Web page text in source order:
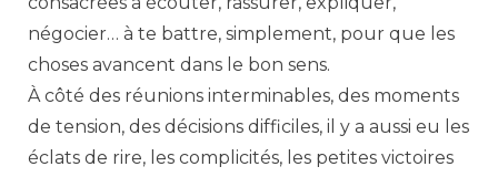
négocier… à te battre, simplement, pour que les
choses avancent dans le bon sens.
À côté des réunions interminables, des moments
de tension, des décisions difficiles, il y a aussi eu les
éclats de rire, les complicités, les petites victoires